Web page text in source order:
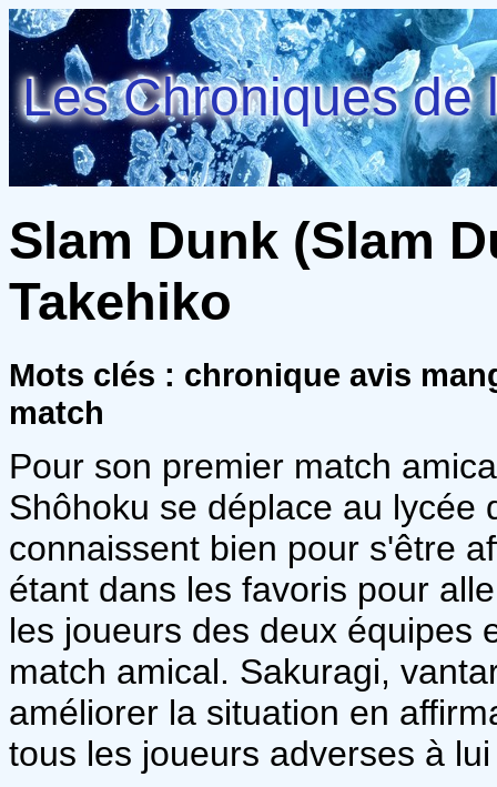
Les Chroniques de
Slam Dunk (Slam
Takehiko
Mots clés : chronique avis
match
Pour son premier match
Shôhoku se déplace au lycée
connaissent bien pour s'être
étant dans les favoris pour
les joueurs des deux équipes
match amical. Sakuragi,
améliorer la situation en
tous les joueurs adverses à